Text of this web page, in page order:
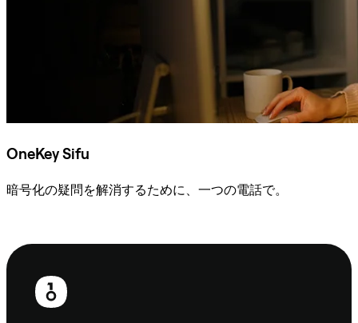
OneKey Sifu
暗号化の疑問を解消するために、一つの電話で。
フ